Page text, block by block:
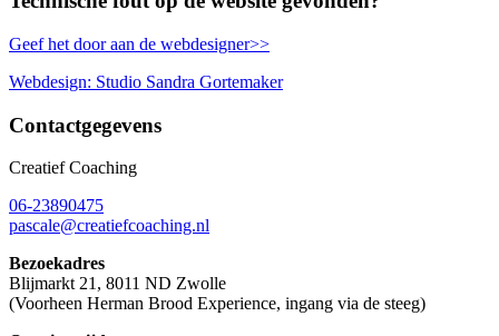
Geef het door aan de webdesigner>>
Webdesign: Studio Sandra Gortemaker
Contactgegevens
Creatief Coaching
06-23890475
pascale@creatiefcoaching.nl
Bezoekadres
Blijmarkt 21, 8011 ND Zwolle
(Voorheen Herman Brood Experience, ingang via de steeg)